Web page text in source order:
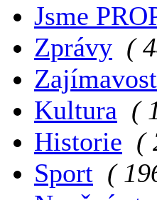
Jsme
Zprávy (
Kultura (
Historie (
Sport (